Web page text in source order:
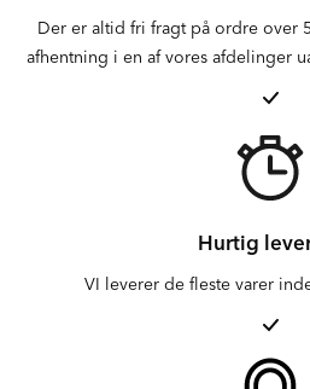
Der er altid fri fragt på ordre over
afhentning i en af vores afdelinger
Hurtig
VI leverer de fleste varer